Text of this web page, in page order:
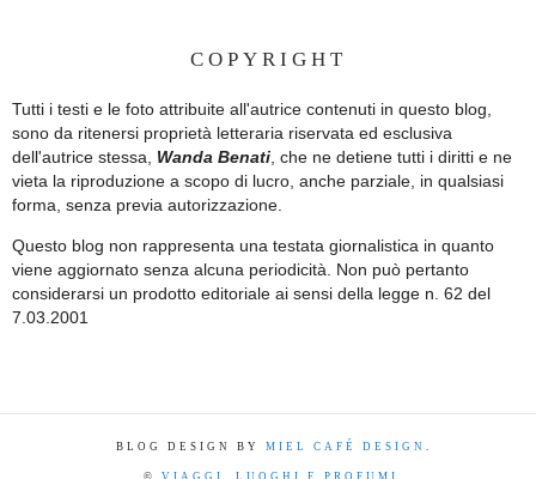
COPYRIGHT
Tutti i testi e le foto attribuite all'autrice contenuti in questo blog,
sono da ritenersi proprietà letteraria riservata ed esclusiva
dell'autrice stessa, Wanda Benati , che ne detiene tutti i diritti e ne
vieta la riproduzione a scopo di lucro, anche parziale, in qualsiasi
forma, senza previa autorizzazione.
Questo blog non rappresenta una testata giornalistica in quanto
viene aggiornato senza alcuna periodicità. Non può pertanto
considerarsi un prodotto editoriale ai sensi della legge n. 62 del
7.03.2001
BLOG DESIGN BY MIEL CAFÉ DESIGN
© VIAGGI, LUOGHI E PROFUMI